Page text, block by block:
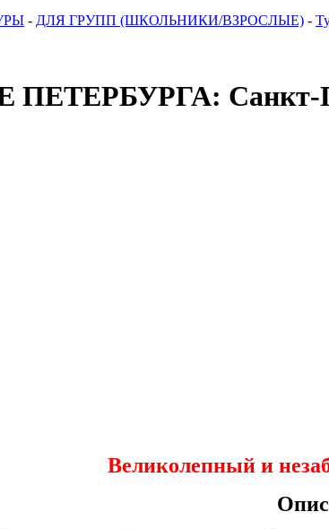
- ДЛЯ ГРУПП (ШКОЛЬНИКИ/ВЗРОСЛЫЕ) -
Санкт-
Великолепный и